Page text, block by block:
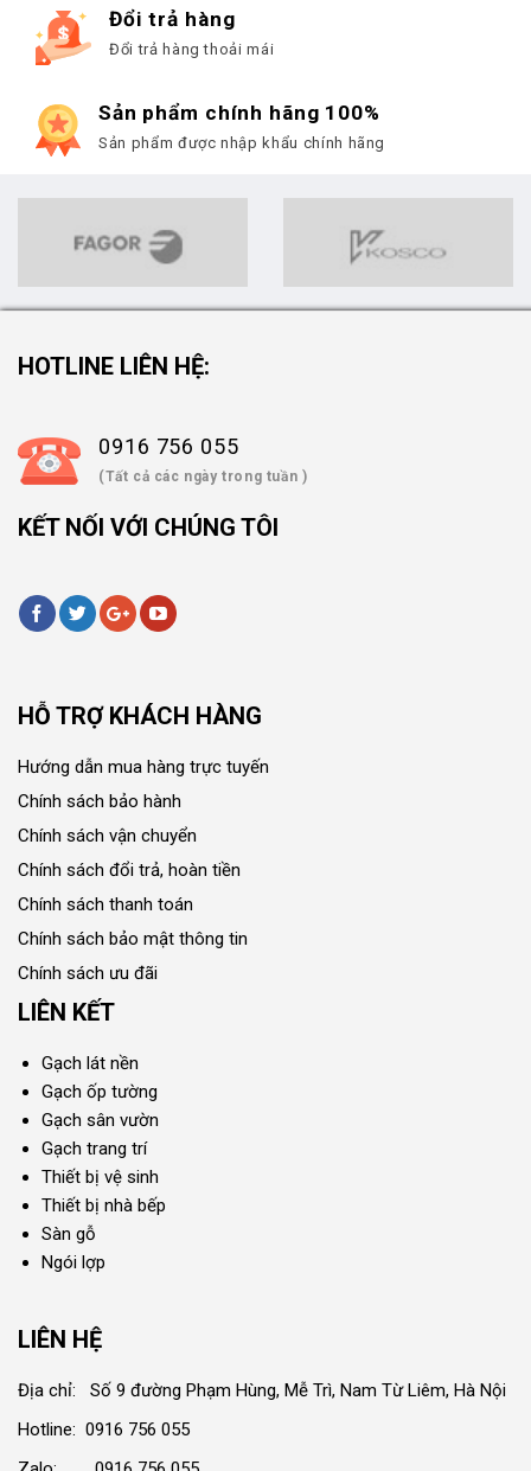
Đổi trả hàng
Đổi trả hàng thoải mái
Sản phẩm chính hãng 100%
Sản phẩm được nhập khẩu chính hãng
HOTLINE LIÊN HỆ:
0916 756 055
(Tất cả các ngày trong tuần )
KẾT NỐI VỚI CHÚNG TÔI
HỖ TRỢ KHÁCH HÀNG
Hướng dẫn mua hàng trực tuyến
Chính sách bảo hành
Chính sách vận chuyển
Chính sách đổi trả, hoàn tiền
Chính sách thanh toán
Chính sách bảo mật thông tin
Chính sách ưu đãi
LIÊN KẾT
Gạch lát nền
Gạch ốp tường
Gạch sân vườn
Gạch trang trí
Thiết bị vệ sinh
Thiết bị nhà bếp
Sàn gỗ
Ngói lợp
LIÊN HỆ
Địa chỉ: Số 9 đường Phạm Hùng, Mễ Trì, Nam Từ Liêm, Hà Nội
Hotline: 0916 756 055